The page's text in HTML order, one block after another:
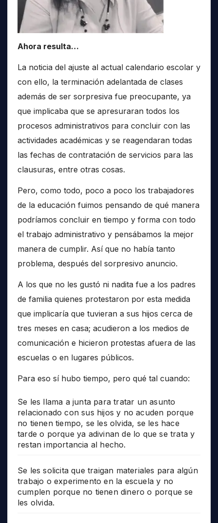
Ahora resulta…
La noticia del ajuste al actual calendario escolar y
con ello, la terminación adelantada de clases
además de ser sorpresiva fue preocupante, ya
que implicaba que se apresuraran todos los
procesos administrativos para concluir con las
actividades académicas y se reagendaran todas
las fechas de contratación de servicios para las
clausuras, entre otras cosas.
Pero, como todo, poco a poco los trabajadores
de la educación fuimos pensando de qué manera
podríamos concluir en tiempo y forma con todo
el trabajo administrativo y pensábamos la mejor
manera de cumplir. Así que no había tanto
problema, después del sorpresivo anuncio.
A los que no les gustó ni nadita fue a los padres
de familia quienes protestaron por esta medida
que implicaría que tuvieran a sus hijos cerca de
tres meses en casa; acudieron a los medios de
comunicación e hicieron protestas afuera de las
escuelas o en lugares públicos.
Para eso sí hubo tiempo, pero qué tal cuando:
Se les llama a junta para tratar un asunto
relacionado con sus hijos y no acuden porque
no tienen tiempo, se les olvida, se les hace
tarde o porque ya adivinan de lo que se trata y
restan importancia al hecho.
Se les solicita que traigan materiales para algún
trabajo o experimento en la escuela y no
cumplen porque no tienen dinero o porque se
les olvida.